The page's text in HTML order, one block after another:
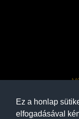
Ez a honlap
elfogadásával
HONLAP